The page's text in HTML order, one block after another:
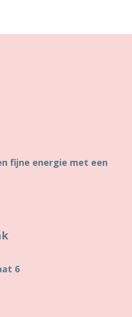
fijne energie met een
6